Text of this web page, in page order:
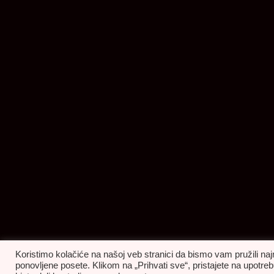
Koristimo kolačiće na našoj veb stranici da bismo vam pružili
ponovljene posete. Klikom na „Prihvati sve“, pristajete na